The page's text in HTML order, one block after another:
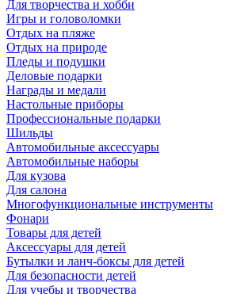
Для творчества и хобби
Игры и головоломки
Отдых на пляже
Отдых на природе
Пледы и подушки
Деловые подарки
Награды и медали
Настольные приборы
Профессиональные подарки
Шильды
Автомобильные аксессуары
Автомобильные наборы
Для кузова
Для салона
Многофункциональные инструменты
Фонари
Товары для детей
Аксессуары для детей
Бутылки и ланч-боксы для детей
Для безопасности детей
Для учебы и творчества